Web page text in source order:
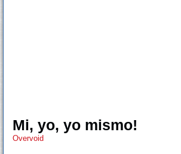
Mi, yo, yo mismo!
Overvoid